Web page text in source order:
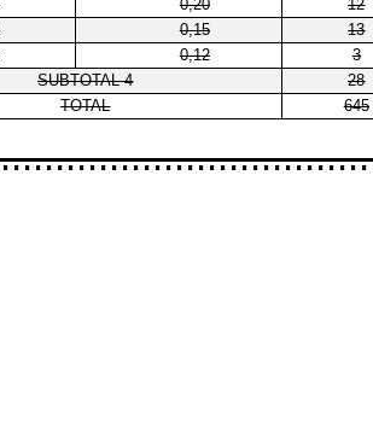
0,20
12
0,15
13
0,12
3
SUBTOTAL 4
28
TOTAL
645